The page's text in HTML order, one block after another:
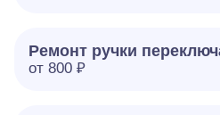
Ремонт ручки
от 800 ₽